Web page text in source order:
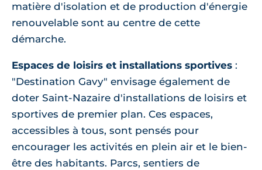
matière d'isolation et de production d'énergie
renouvelable sont au centre de cette
démarche.
Espaces de loisirs et installations sportives :
"Destination Gavy" envisage également de
doter Saint-Nazaire d'installations de loisirs et
sportives de premier plan. Ces espaces,
accessibles à tous, sont pensés pour
encourager les activités en plein air et le bien-
être des habitants. Parcs, sentiers de